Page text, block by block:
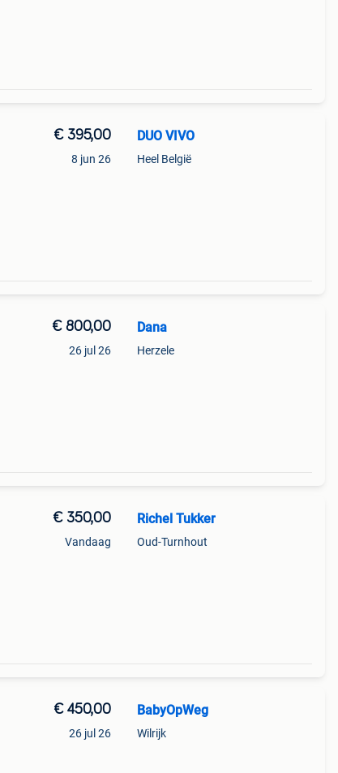
€ 395,00
8 jun 26
DUO VIVO
Heel België
€ 800,00
26 jul 26
Dana
Herzele
€ 350,00
Vandaag
Richel Tukker
Oud-Turnhout
€ 450,00
26 jul 26
BabyOpWeg
Wilrijk